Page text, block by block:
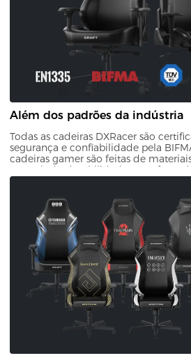
Além dos padrões da indústria
Todas as cadeiras DXRacer são
segurança e confiabilidade pela
cadeiras gamer são feitas de
garantindo durabilidade e conforto
garantia de qualidade, você pode